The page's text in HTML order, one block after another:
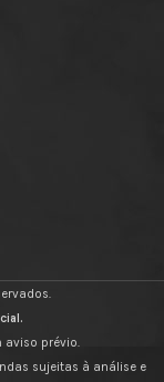
aviso prévio.
sujeitas à análise e